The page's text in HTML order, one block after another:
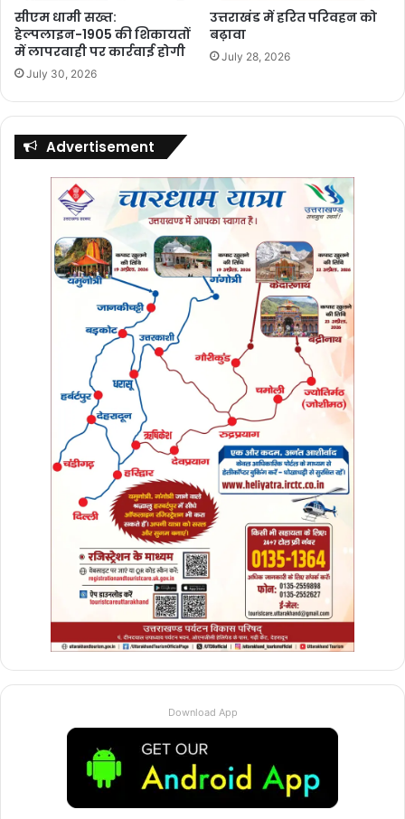
सीएम धामी सख्त:
हेल्पलाइन-1905 की शिकायतों
में लापरवाही पर कार्रवाई होगी
July 30, 2026
उत्तराखंड में हरित परिवहन को
बढ़ावा
July 28, 2026
Advertisement
Download App